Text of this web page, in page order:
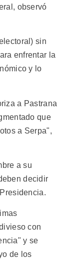
observó
sin
enfrentar la
y lo
a Pastrana
que
a Serpa",
a su
decidir
con
y se
de los